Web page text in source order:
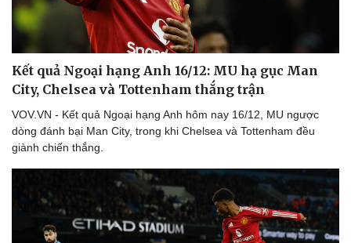
Thể thao
Bóng đá
Lịch thi đấu bóng đá
Thế giới thể thao
eSports
Hậu trường
Ô tô
Xe máy
Tư vấn
Kết quả Ngoại hạng Anh 16/12: MU hạ gục Man
City, Chelsea và Tottenham thắng trận
VOV.VN - Kết quả Ngoại hạng Anh hôm nay 16/12, MU ngược
dòng đánh bại Man City, trong khi Chelsea và Tottenham đều
giành chiến thắng.